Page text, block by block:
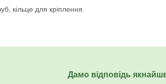
кільце для кріплення.
Дамо відповідь